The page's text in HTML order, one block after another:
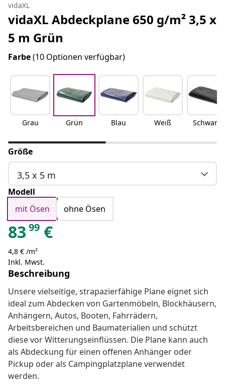
vidaXL
vidaXL Abdeckplane 650 g/m² 3,5 x
5 m Grün
Farbe(10 Optionen verfügbar)
Grau Grün Blau Weiß Schwarz
Größe
3,5 x 5 m
Modell
mit Ösen
ohne Ösen
83 99 €
4,8 € /m²
Inkl. Mwst.
Beschreibung
Unsere vielseitige, strapazierfähige Plane eignet sich
ideal zum Abdecken von Gartenmöbeln, Blockhäusern,
Anhängern, Autos, Booten, Fahrrädern,
Arbeitsbereichen und Baumaterialien und schützt
diese vor Witterungseinflüssen. Die Plane kann auch
als Abdeckung für einen offenen Anhänger oder
Pickup oder als Campingplatzplane verwendet
werden.